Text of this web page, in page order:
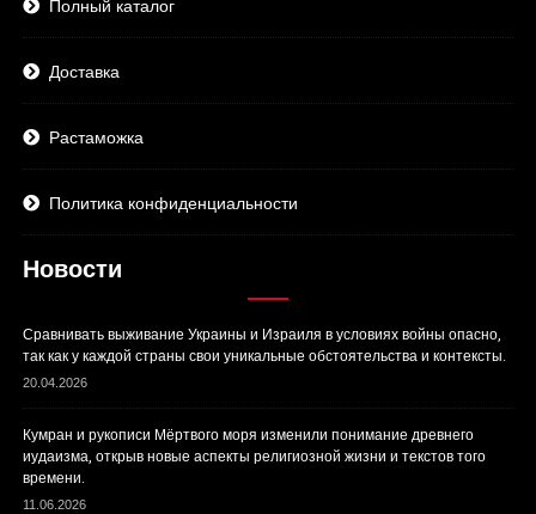
Полный каталог
Доставка
Растаможка
Политика конфиденциальности
Новости
Сравнивать выживание Украины и Израиля в условиях войны опасно,
так как у каждой страны свои уникальные обстоятельства и контексты.
20.04.2026
Кумран и рукописи Мёртвого моря изменили понимание древнего
иудаизма, открыв новые аспекты религиозной жизни и текстов того
времени.
11.06.2026